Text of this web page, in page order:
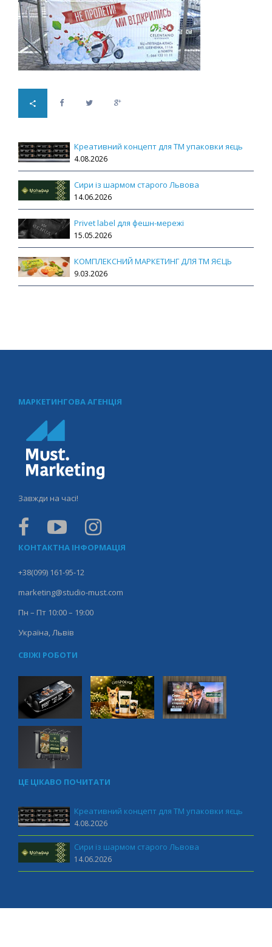
Креативний концепт для ТМ упаковки яєць
4.08.2026
Сири із шармом старого Львова
14.06.2026
Privet label для фешн-мережі
15.05.2026
КОМПЛЕКСНИЙ МАРКЕТИНГ ДЛЯ ТМ ЯЄЦЬ
9.03.2026
МАРКЕТИНГОВА АГЕНЦІЯ
Завжди на часі!
КОНТАКТНА ІНФОРМАЦІЯ
+38(099) 161-95-12
marketing@studio-must.com
Пн – Пт 10:00 – 19:00
Україна, Львів
СВІЖІ РОБОТИ
ЦЕ ЦІКАВО ПОЧИТАТИ
Креативний концепт для ТМ упаковки яєць
4.08.2026
Сири із шармом старого Львова
14.06.2026